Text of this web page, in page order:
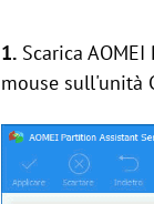
1. Scarica
mouse sull'unità